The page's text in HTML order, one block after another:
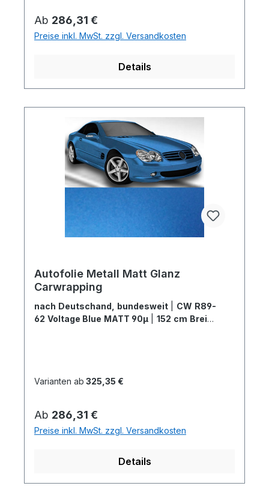
Regulärer Preis:
Ab 286,31 €
Preise inkl. MwSt. zzgl. Versandkosten
Details
Autofolie Metall Matt Glanz
Carwrapping
nach Deutschand, bundesweit
CW R89-
62 Voltage Blue MATT 90µ
152 cm Breite
Varianten ab 325,35 €
Regulärer Preis:
Ab 286,31 €
Preise inkl. MwSt. zzgl. Versandkosten
Details